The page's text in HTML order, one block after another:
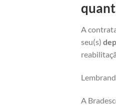
A
seu(s)
A